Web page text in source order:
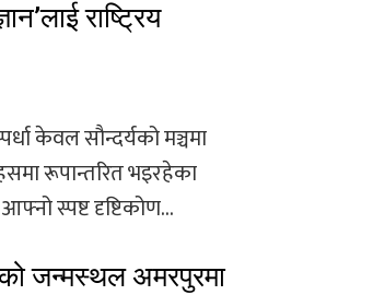
राष्ट्रिय
केवल सौन्दर्यको मञ्चमा
रूपान्तरित भइरहेका
स्पष्ट दृष्टिकोण...
जन्मस्थल अमरपुरमा